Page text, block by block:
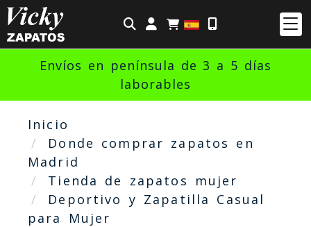
Identifícate
Envíos en península de 3 a 5 días
laborables
Inicio
Donde comprar zapatos en
Madrid
Tienda de zapatos mujer
Deportivo y Zapatilla Casual
para Mujer